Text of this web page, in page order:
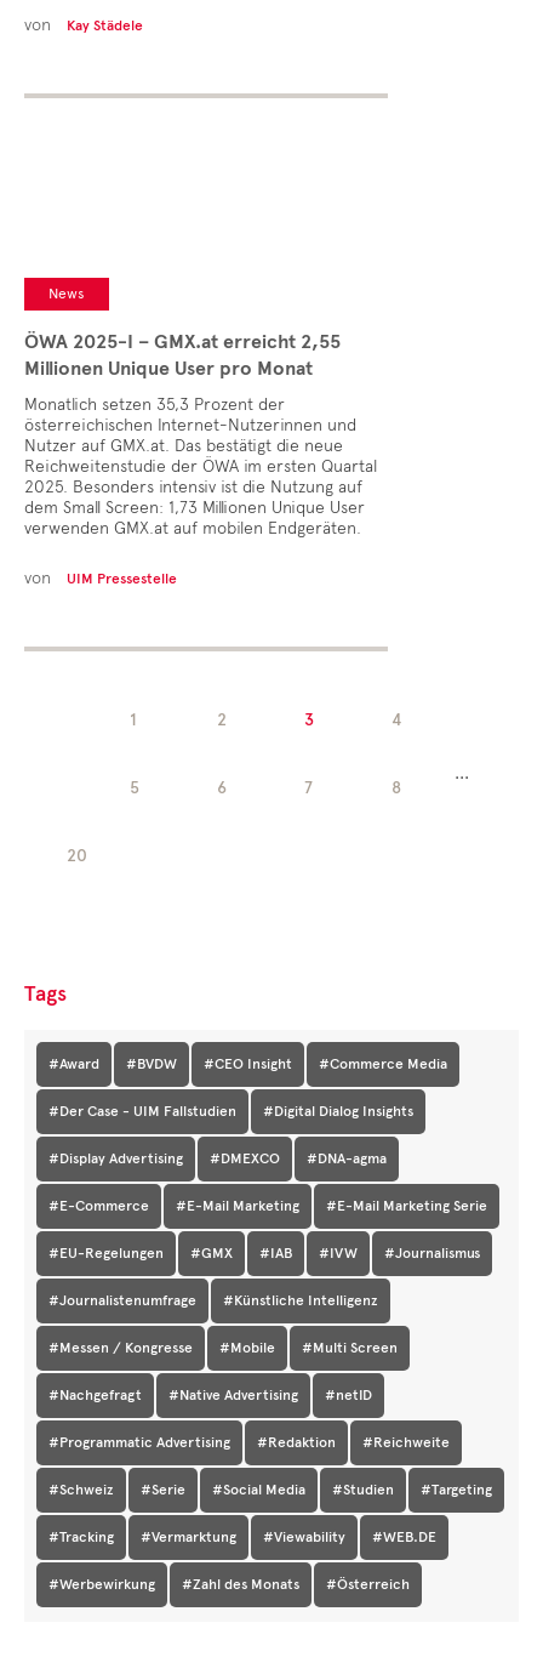
von Kay Städele
News
ÖWA 2025-I – GMX.at erreicht 2,55
Millionen Unique User pro Monat
Monatlich setzen 35,3 Prozent der
österreichischen Internet-Nutzerinnen und
Nutzer auf GMX.at. Das bestätigt die neue
Reichweitenstudie der ÖWA im ersten Quartal
2025. Besonders intensiv ist die Nutzung auf
dem Small Screen: 1,73 Millionen Unique User
verwenden GMX.at auf mobilen Endgeräten.
von UIM Pressestelle
1 2 3 4
5 6 7 8
...
20
Tags
#Award #BVDW #CEO Insight #Commerce Media
#Der Case - UIM Fallstudien #Digital Dialog Insights
#Display Advertising #DMEXCO #DNA-agma
#E-Commerce #E-Mail Marketing #E-Mail Marketing Serie
#EU-Regelungen #GMX #IAB #IVW #Journalismus
#Journalistenumfrage #Künstliche Intelligenz
#Messen / Kongresse #Mobile #Multi Screen
#Nachgefragt #Native Advertising #netID
#Programmatic Advertising #Redaktion #Reichweite
#Schweiz #Serie #Social Media #Studien #Targeting
#Tracking #Vermarktung #Viewability #WEB.DE
#Werbewirkung #Zahl des Monats #Österreich